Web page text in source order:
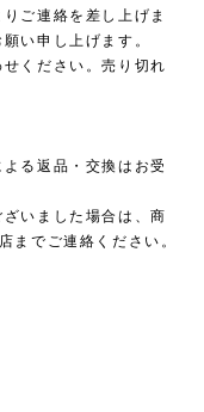
ご連絡を差し上げま
い申し上げます。
ください。売り切れ
る返品・交換はお受
いました場合は、商
までご連絡ください。